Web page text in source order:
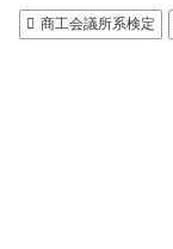
商工会議所系検定